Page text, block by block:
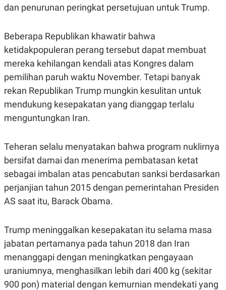
dan penurunan peringkat persetujuan untuk Trump.
Beberapa Republikan khawatir bahwa
ketidakpopuleran perang tersebut dapat membuat
mereka kehilangan kendali atas Kongres dalam
pemilihan paruh waktu November. Tetapi banyak
rekan Republikan Trump mungkin kesulitan untuk
mendukung kesepakatan yang dianggap terlalu
menguntungkan Iran.
Teheran selalu menyatakan bahwa program nuklirnya
bersifat damai dan menerima pembatasan ketat
sebagai imbalan atas pencabutan sanksi berdasarkan
perjanjian tahun 2015 dengan pemerintahan Presiden
AS saat itu, Barack Obama.
Trump meninggalkan kesepakatan itu selama masa
jabatan pertamanya pada tahun 2018 dan Iran
menanggapi dengan meningkatkan pengayaan
uraniumnya, menghasilkan lebih dari 400 kg (sekitar
900 pon) material dengan kemurnian mendekati yang